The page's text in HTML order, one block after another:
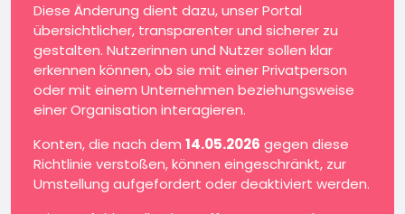
Diese Änderung dient dazu, unser Portal
übersichtlicher, transparenter und sicherer zu
gestalten. Nutzerinnen und Nutzer sollen klar
erkennen können, ob sie mit einer Privatperson
oder mit einem Unternehmen beziehungsweise
einer Organisation interagieren.
Konten, die nach dem 14.05.2026 gegen diese
Richtlinie verstoßen, können eingeschränkt, zur
Umstellung aufgefordert oder deaktiviert werden.